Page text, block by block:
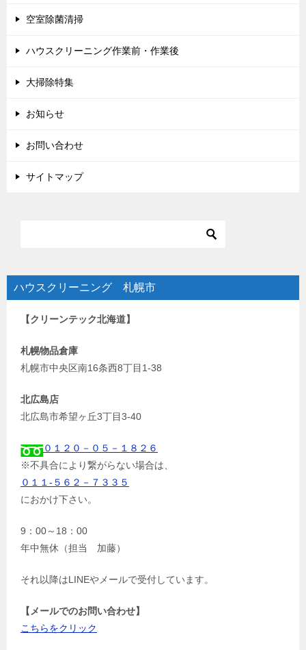
空室除菌清掃
ハウスクリーニング作業前・作業後
大掃除特集
お知らせ
お問い合わせ
サイトマップ
ハウスクリーニング 札幌市
【クリーンテック北海道】
札幌物品倉庫
札幌市中央区南16条西8丁目1-38
北広島店
北広島市希望ヶ丘3丁目3-40
０１２０－０５－１８２６
※不具合により繋がらない場合は、
０１１-５６２－７３３５
におかけ下さい。
9：00～18：00
年中無休（担当 加藤）
それ以降はLINEやメールで受付しています。
【メールでのお問い合わせ】
こちらをクリック